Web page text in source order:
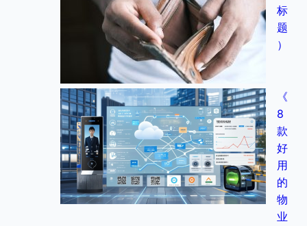
标
题
）
《
8
款
好
用
的
物
业